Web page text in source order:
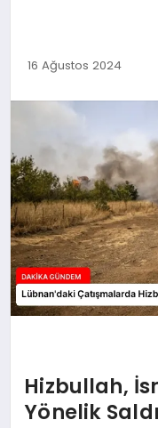
SIYASET
DÜNYA
EĞITIM
16 Ağustos 2024
Hizbullah,
Yönelik